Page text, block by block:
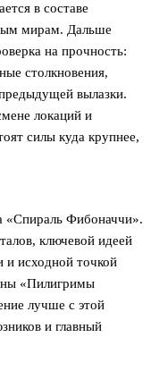
в составе
мирам. Дальше
на прочность:
столкновения,
вылазки.
локаций и
силы куда крупнее,
«Спираль Фибоначчи».
ключевой идеей
исходной точкой
«Пилигримы
лучше с этой
и главный